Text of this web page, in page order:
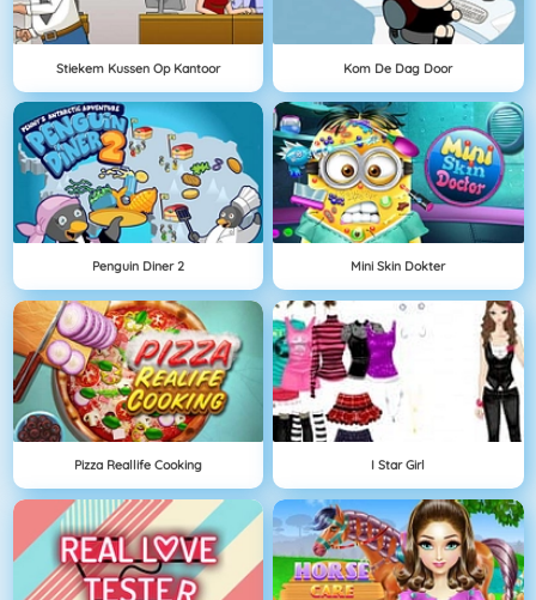
Stiekem Kussen Op Kantoor Kom De Dag Door
Penguin Diner 2 Mini Skin Dokter
Pizza Reallife Cooking I Star Girl